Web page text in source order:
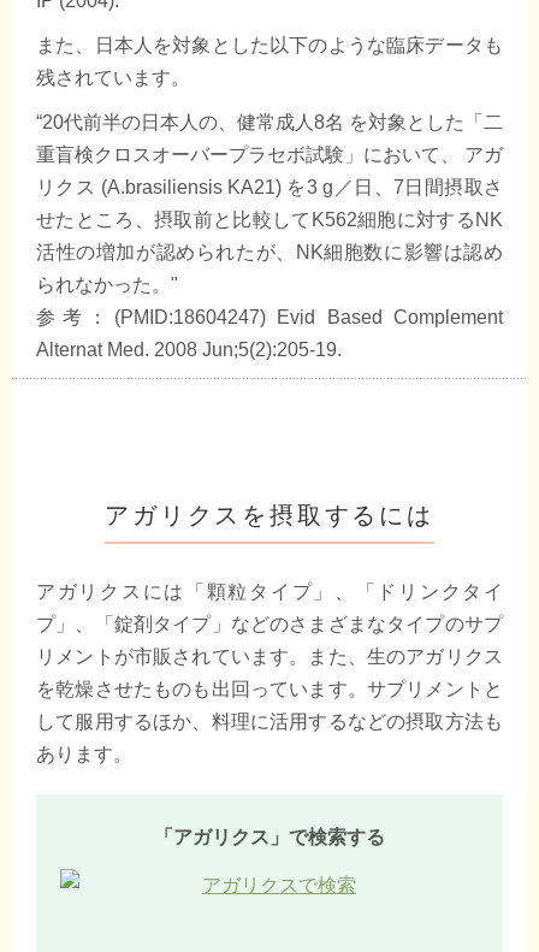
また、日本人を対象とした以下のような臨床データも
残されています。
“20代前半の日本人の、健常成人8名 を対象とした「二
重盲検クロスオーバープラセボ試験」において、 アガ
リクス (A.brasiliensis KA21) を3 g／日、7日間摂取さ
せたところ、摂取前と比較してK562細胞に対するNK
活性の増加が認められたが、NK細胞数に影響は認め
られなかった。"
参考：(PMID:18604247) Evid Based Complement
Alternat Med. 2008 Jun;5(2):205-19.
アガリクスを摂取するには
アガリクスには「顆粒タイプ」、「ドリンクタイ
プ」、「錠剤タイプ」などのさまざまなタイプのサプ
リメントが市販されています。また、生のアガリクス
を乾燥させたものも出回っています。サプリメントと
して服用するほか、料理に活用するなどの摂取方法も
あります。
「アガリクス」で検索する